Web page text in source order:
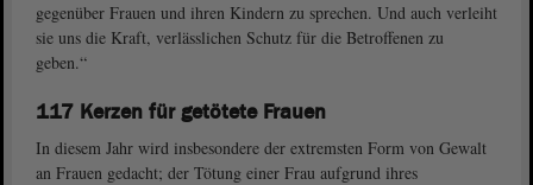
gegenüber Frauen und ihren Kindern zu sprechen. Und auch verleiht
sie uns die Kraft, verlässlichen Schutz für die Betroffenen zu
geben.“
117 Kerzen für getötete Frauen
In diesem Jahr wird insbesondere der extremsten Form von Gewalt
an Frauen gedacht; der Tötung einer Frau aufgrund ihres